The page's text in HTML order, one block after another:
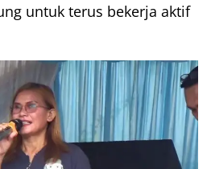
untuk terus bekerja aktif